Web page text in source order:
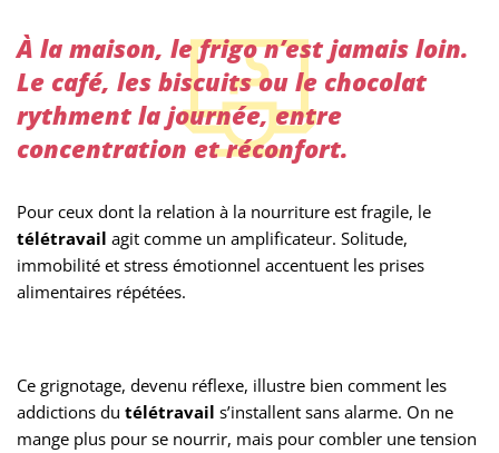
À la maison, le frigo n’est jamais loin.
Le café, les biscuits ou le chocolat
rythment la journée, entre
concentration et réconfort.
Pour ceux dont la relation à la nourriture est fragile, le
télétravail agit comme un amplificateur. Solitude,
immobilité et stress émotionnel accentuent les prises
alimentaires répétées.
Ce grignotage, devenu réflexe, illustre bien comment les
addictions du télétravail s’installent sans alarme. On ne
mange plus pour se nourrir, mais pour combler une tension